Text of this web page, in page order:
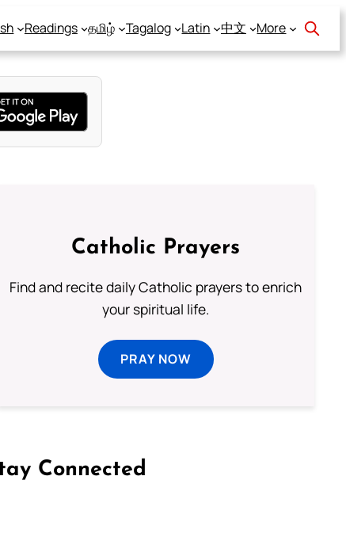
Readings தமிழ் Tagalog Latin 中文 More
Catholic Prayers
Find and recite daily Catholic prayers to enrich
your spiritual life.
PRAY NOW
Connected